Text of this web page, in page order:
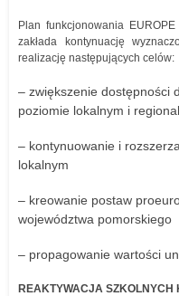
Plan funkcjonowania
zakłada kontynuację
realizację następujących celów:
– zwiększenie dostępności
poziomie lokalnym i
– kontynuowanie i
lokalnym
– kreowanie postaw
województwa pomorskiego
– propagowanie wartości
REAKTYWACJA SZKOLNYCH